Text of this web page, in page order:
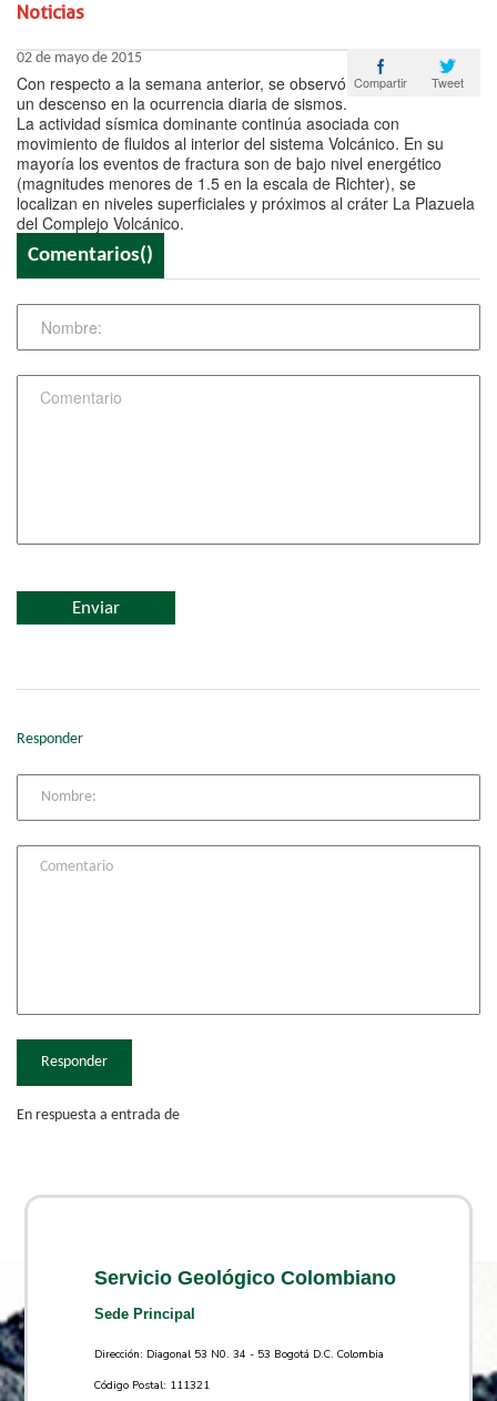
Noticias
02 de mayo de 2015
Tweet
Compartir
Con respecto a la semana anterior, se observó
un descenso en la ocurrencia diaria de sismos.
La actividad sísmica dominante continúa asociada con
movimiento de fluidos al interior del sistema Volcánico. En su
mayoría los eventos de fractura son de bajo nivel energético
(magnitudes menores de 1.5 en la escala de Richter), se
localizan en niveles superficiales y próximos al cráter La Plazuela
del Complejo Volcánico.
Comentarios()
Responder
Responder
En respuesta a entrada de
Servicio Geológico Colombiano
Sede Principal
Dirección: Diagonal 53 N0. 34 - 53 Bogotá D.C. Colombia
Código Postal: 111321